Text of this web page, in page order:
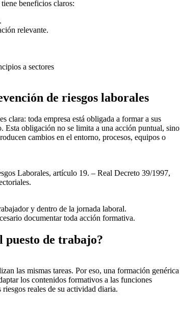
beneficios claros:
relevante.
a sectores
de riesgos laborales
clara: toda empresa está obligada a formar a sus
Esta obligación no se limita a una acción puntual, sino
cambios en el entorno, procesos, equipos o
Laborales, artículo 19. – Real Decreto 39/1997,
y dentro de la jornada laboral.
documentar toda acción formativa.
de trabajo?
las mismas tareas. Por eso, una formación genérica
los contenidos formativos a las funciones
reales de su actividad diaria.